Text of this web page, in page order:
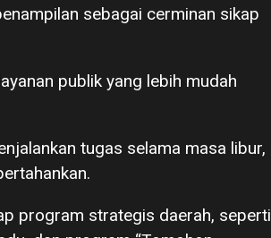
sebagai cerminan sikap
publik yang lebih mudah
tugas selama masa libur,
program strategis daerah, seperti